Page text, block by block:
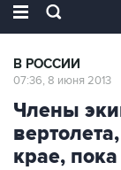
В РОССИИ
07:36, 8 июня 2013
Члены
крае,